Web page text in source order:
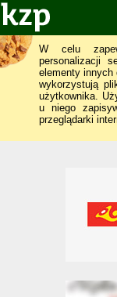
W celu
personalizacji
elementy innych
wykorzystują
użytkownika.
u niego
przeglądarki